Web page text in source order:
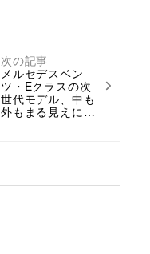
次の記事
メルセデスベン
ツ・Eクラスの次
世代モデル、中も
外もまる見えに…